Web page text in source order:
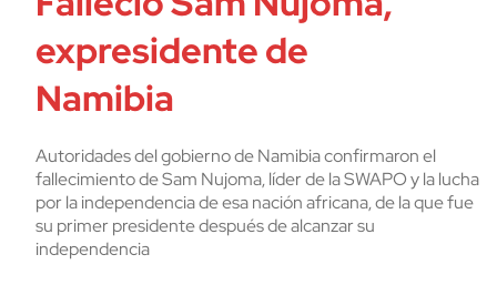
expresidente de
Namibia
Autoridades del gobierno de Namibia confirmaron el
fallecimiento de Sam Nujoma, líder de la SWAPO y la lucha
por la independencia de esa nación africana, de la que fue
su primer presidente después de alcanzar su
independencia